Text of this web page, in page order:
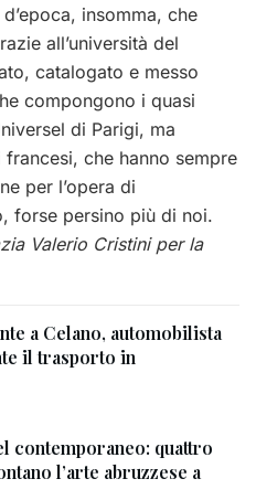
insomma, che
all’università del
catalogato e messo
compongono i quasi
di Parigi, ma
che hanno sempre
per l’opera di
forse persino più di noi.
Valerio Cristini per la
a Celano, automobilista
il trasporto in
contemporaneo: quattro
l’arte abruzzese a